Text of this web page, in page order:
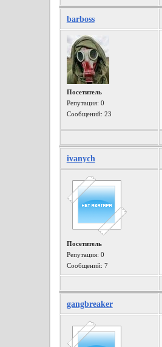
barboss
Посетитель
Репутация: 0
Сообщений: 23
ivanych
Посетитель
Репутация: 0
Сообщений: 7
gangbreaker